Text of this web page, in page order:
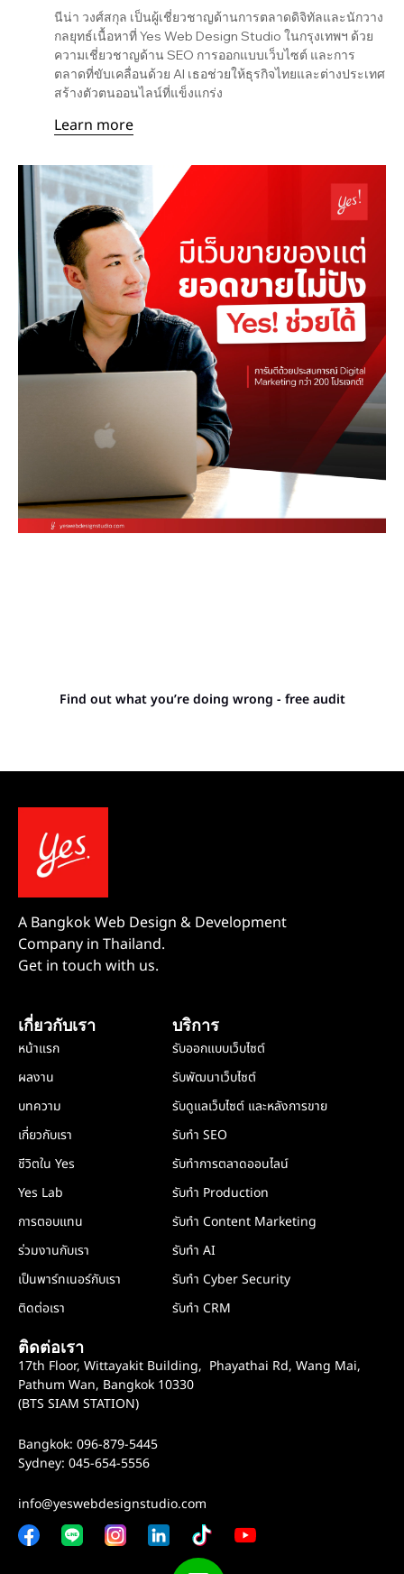
นีน่า วงศ์สกุล เป็นผู้เชี่ยวชาญด้านการตลาดดิจิทัลและนักวาง
กลยุทธ์เนื้อหาที่ Yes Web Design Studio ในกรุงเทพฯ ด้วย
ความเชี่ยวชาญด้าน SEO การออกแบบเว็บไซต์ และการ
ตลาดที่ขับเคลื่อนด้วย AI เธอช่วยให้ธุรกิจไทยและต่างประเทศ
สร้างตัวตนออนไลน์ที่แข็งแกร่ง
Learn more
Find out what you’re doing wrong - free audit
A Bangkok Web Design & Development
Company in Thailand.
Get in touch with us.
เกี่ยวกับเรา
หน้าแรก
ผลงาน
บทความ
เกี่ยวกับเรา
ชีวิตใน Yes
Yes Lab
การตอบแทน
ร่วมงานกับเรา
เป็นพาร์ทเนอร์กับเรา
ติดต่อเรา
บริการ
รับออกแบบเว็บไซต์
รับพัฒนาเว็บไซต์
รับดูแลเว็บไซต์ และหลังการขาย
รับทำ SEO
รับทำการตลาดออนไลน์
รับทำ Production
รับทำ Content Marketing
รับทำ AI
รับทำ Cyber Security
รับทำ CRM
ติดต่อเรา
17th Floor, Wittayakit Building, Phayathai Rd, Wang Mai,
Pathum Wan, Bangkok 10330
(BTS SIAM STATION)
Bangkok: 096-879-5445
Sydney: 045-654-5556
info@yeswebdesignstudio.com